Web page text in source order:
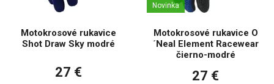
Motokrosové rukavice
Shot Draw Sky modré
27 €
Novinka
Motokrosové rukavice O
´Neal Element Racewear
čierno-modré
27 €